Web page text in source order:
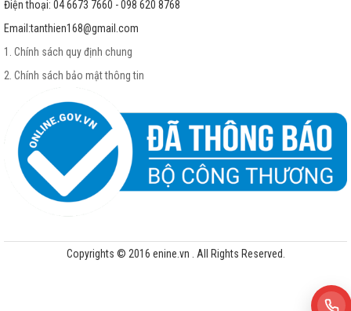
Điện thoại: 04 6673 7660 - 098 620 8768
Email:tanthien168@gmail.com
1. Chính sách quy định chung
2. Chính sách bảo mật thông tin
Copyrights © 2016 enine.vn . All Rights Reserved.